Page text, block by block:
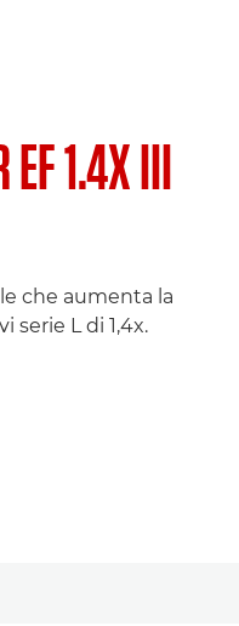
EF 1.4X III
che aumenta la
serie L di 1,4x.